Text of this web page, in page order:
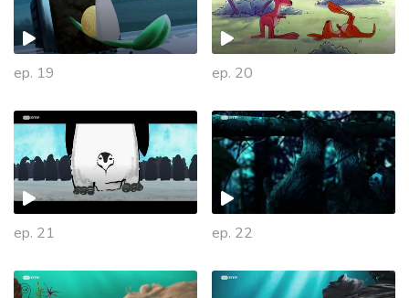
ep. 19 ep. 20
ep. 21 ep. 22
447408